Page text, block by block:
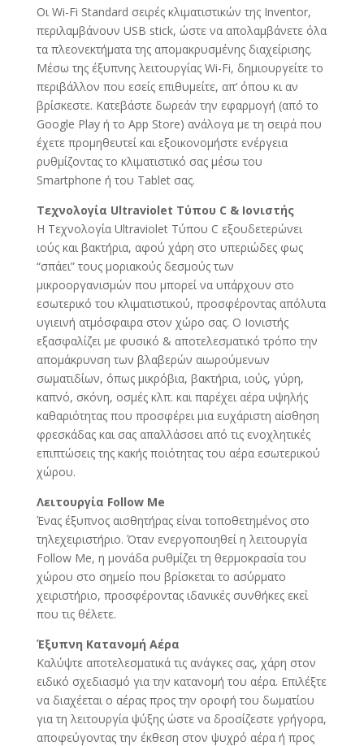
Οι Wi-Fi Standard σειρές κλιματιστικών της Inventor,
περιλαμβάνουν USB stick, ώστε να απολαμβάνετε όλα
τα πλεονεκτήματα της απομακρυσμένης διαχείρισης.
Mέσω της έξυπνης λειτουργίας Wi-Fi, δημιουργείτε το
περιβάλλον που εσείς επιθυμείτε, απ’ όπου κι αν
βρίσκεστε. Κατεβάστε δωρεάν την εφαρμογή (από το
Google Play ή το App Store) ανάλογα με τη σειρά που
έχετε προμηθευτεί και εξοικονομήστε ενέργεια
ρυθμίζοντας το κλιματιστικό σας μέσω του
Smartphone ή του Tablet σας.
Τεχνολογία Ultraviolet Τύπου C & Ιονιστής
Η Τεχνολογία Ultraviolet Τύπου C εξουδετερώνει
ιούς και βακτήρια, αφού χάρη στο υπεριώδες φως
“σπάει” τους μοριακούς δεσμούς των
μικροοργανισμών που μπορεί να υπάρχουν στο
εσωτερικό του κλιματιστικού, προσφέροντας απόλυτα
υγιεινή ατμόσφαιρα στον χώρο σας. Ο Ιονιστής
εξασφαλίζει με φυσικό & αποτελεσματικό τρόπο την
απομάκρυνση των βλαβερών αιωρούμενων
σωματιδίων, όπως μικρόβια, βακτήρια, ιούς, γύρη,
καπνό, σκόνη, οσμές κλπ. και παρέχει αέρα υψηλής
καθαριότητας που προσφέρει μια ευχάριστη αίσθηση
φρεσκάδας και σας απαλλάσσει από τις ενοχλητικές
επιπτώσεις της κακής ποιότητας του αέρα εσωτερικού
χώρου.
Λειτουργία Follow Me
Ένας έξυπνος αισθητήρας είναι τοποθετημένος στο
τηλεχειριστήριο. Όταν ενεργοποιηθεί η λειτουργία
Follow Me, η μονάδα ρυθμίζει τη θερμοκρασία του
χώρου στο σημείο που βρίσκεται το ασύρματο
χειριστήριο, προσφέροντας ιδανικές συνθήκες εκεί
που τις θέλετε.
Έξυπνη Κατανομή Αέρα
Καλύψτε αποτελεσματικά τις ανάγκες σας, χάρη στον
ειδικό σχεδιασμό για την κατανομή του αέρα. Επιλέξτε
να διαχέεται ο αέρας προς την οροφή του δωματίου
για τη λειτουργία ψύξης ώστε να δροσίζεστε γρήγορα,
αποφεύγοντας την έκθεση στον ψυχρό αέρα ή προς